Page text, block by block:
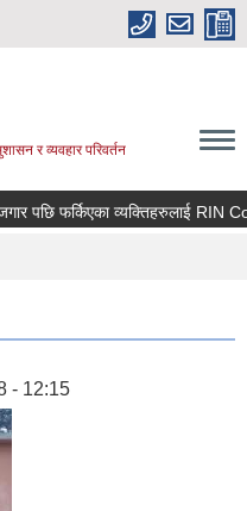
र व्यवहार परिवर्तन
पछि फर्किएका व्यक्तिहरुलाई
- 12:15